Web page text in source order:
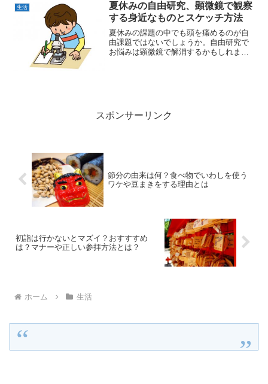
生活
夏休みの自由研究、顕微鏡で観察
する身近なものとスケッチ方法
夏休みの課題の中でも頭を痛めるのが自
由課題ではないでしょうか。自由研究で
お悩みは顕微鏡で解消するかもしれませ
スポンサーリンク
節分の由来は何？食べ物でいわしを使う
ワケや豆まきをする理由とは
初詣は行かないとマズイ？おすすすめ
は？マナーや正しい参拝方法とは？
ホーム 生活